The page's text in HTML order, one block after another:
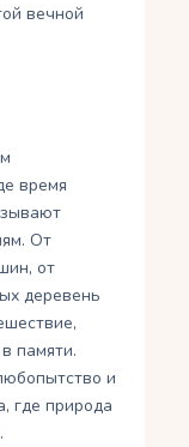
вечной
время
От
от
деревень
памяти.
и
где природа